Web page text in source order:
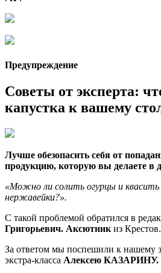
Предупреждение
Советы от эксперта:
капустка к вашему
Лучше обезопасить себя от
продукцию, которую вы делаете в
«Можно ли солить огурцы и квасить
нержавейки?».
С такой проблемой обратился в
Григорьевич. Аксютник из Крестов.
За ответом мы поспешили к нашему
экстра-класса Алексею КАЗАРИНУ.